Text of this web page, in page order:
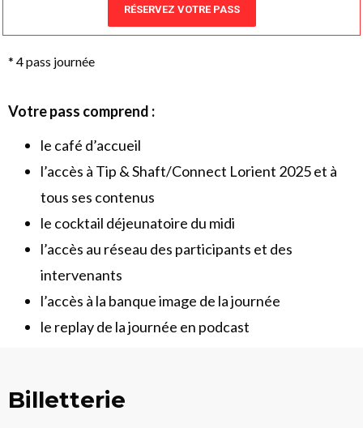
RÉSERVEZ VOTRE PASS
* 4 pass journée
Votre pass comprend :
le café d’accueil
l’accès à Tip & Shaft/Connect Lorient 2025 et à
tous ses contenus
le cocktail déjeunatoire du midi
l’accès au réseau des participants et des
intervenants
l’accès à la banque image de la journée
le replay de la journée en podcast
Billetterie